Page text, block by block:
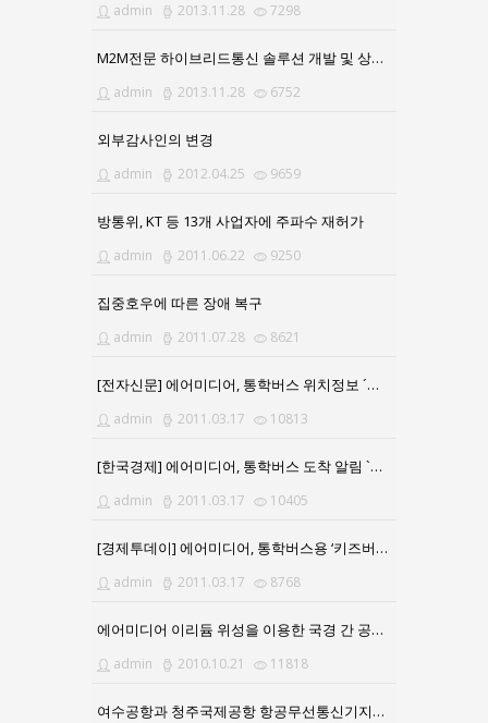
admin 2013.11.28 7298
M2M전문 하이브리드통신 솔루션 개발 및 상용화 성공
admin 2013.11.28 6752
외부감사인의 변경
admin 2012.04.25 9659
방통위, KT 등 13개 사업자에 주파수 재허가
admin 2011.06.22 9250
집중호우에 따른 장애 복구
admin 2011.07.28 8621
[전자신문] 에어미디어, 통학버스 위치정보 ´키즈버스 알리미´ 출시
admin 2011.03.17 10813
[한국경제] 에어미디어, 통학버스 도착 알림 `키즈버스알리미`
admin 2011.03.17 10405
[경제투데이] 에어미디어, 통학버스용 ‘키즈버스 알리미’ 서비스
admin 2011.03.17 8768
에어미디어 이리듐 위성을 이용한 국경 간 공급 승인
admin 2010.10.21 11818
여수공항과 청주국제공항 항공무선통신기지국 구축